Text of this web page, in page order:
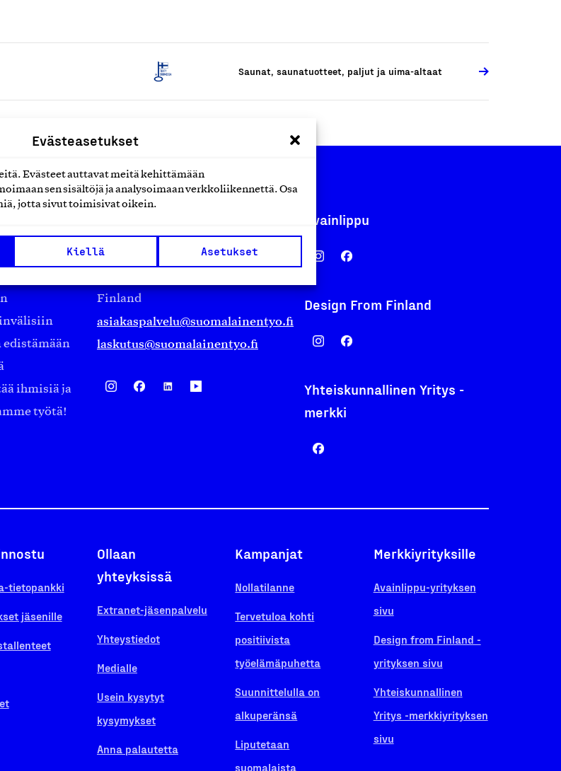
Evästeasetukset
Evästeet auttavat meitä kehittämään
sen sisältöjä ja analysoimaan verkkoliikennettä. Osa
jotta sivut toimisivat oikein.
Kiellä Asetukset
Saunat, saunatuotteet, paljut ja uima-altaat
ihmisiä ja
työtä!
Eteläranta 14,
Finland
asiakaspalvelu@suomalainentyo.fi
laskutus@suomalainentyo.fi
Avainlippu
Design From Finland
Yhteiskunnallinen Yritys -
merkki
tietopankki
jäsenille
Ollaan
yhteyksissä
Extranet-jäsenpalvelu
Yhteystiedot
Medialle
Usein kysytyt
kysymykset
Anna palautetta
Kampanjat
Nollatilanne
Tervetuloa kohti
positiivista
työelämäpuhetta
Suunnittelulla on
alkuperänsä
Liputetaan
suomalaista
Merkkiyrityksille
Avainlippu-yrityksen
sivu
Design from Finland -
yrityksen sivu
Yhteiskunnallinen
Yritys -merkkiyrityksen
sivu